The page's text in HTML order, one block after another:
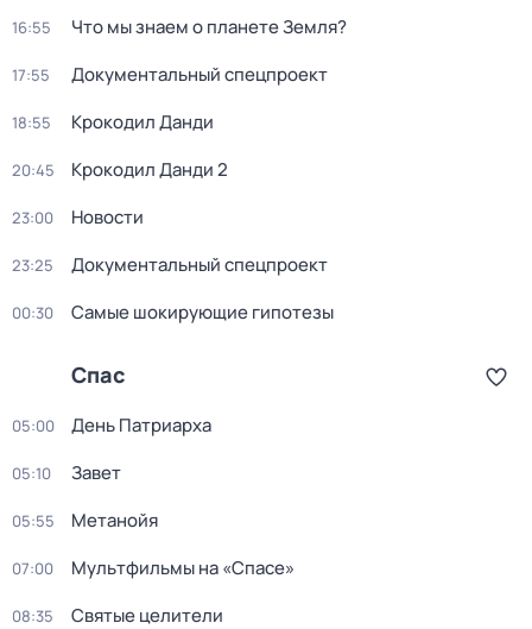
16:55 Что мы знаем о планете Земля?
17:55 Документальный спецпроект
18:55 Крокодил Данди
20:45 Kpокодил Данди 2
23:00 Новости
23:25 Документальный спецпроект
00:30 Самые шoкиpующие гипотезы
Спас
05:00 День Патриарха
05:10 Зaвeт
05:55 Mетанoйя
07:00 Мультфильмы на «Спасе»
08:35 Святые целители